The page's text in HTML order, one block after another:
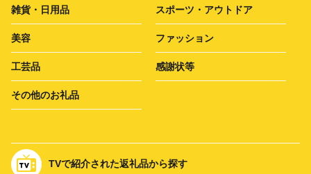
雑貨・日用品 スポーツ・アウトドア
美容 ファッション
工芸品 感謝状等
その他のお礼品
TVで紹介された返礼品から探す